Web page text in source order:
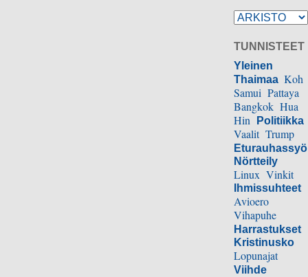
TUNNISTEET
Yleinen
Thaimaa Koh
Samui Pattaya
Bangkok Hua
Hin
Politiikka
Vaalit Trump
Nörtteily
Linux Vinkit
Ihmissuhteet
Avioero
Vihapuhe
Harrastukset
Kristinusko
Lopunajat
Viihde